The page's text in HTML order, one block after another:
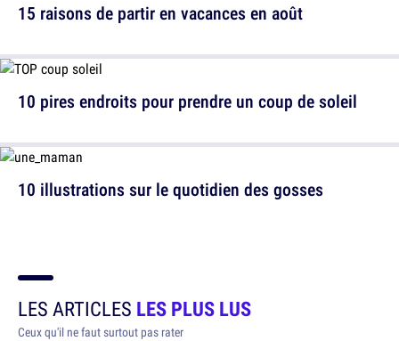
10 pires endroits pour prendre un coup de soleil
15 raisons de partir en vacances en août
10 illustrations sur le quotidien des gosses
LES ARTICLES LES PLUS LUS
Ceux qu'il ne faut surtout pas rater